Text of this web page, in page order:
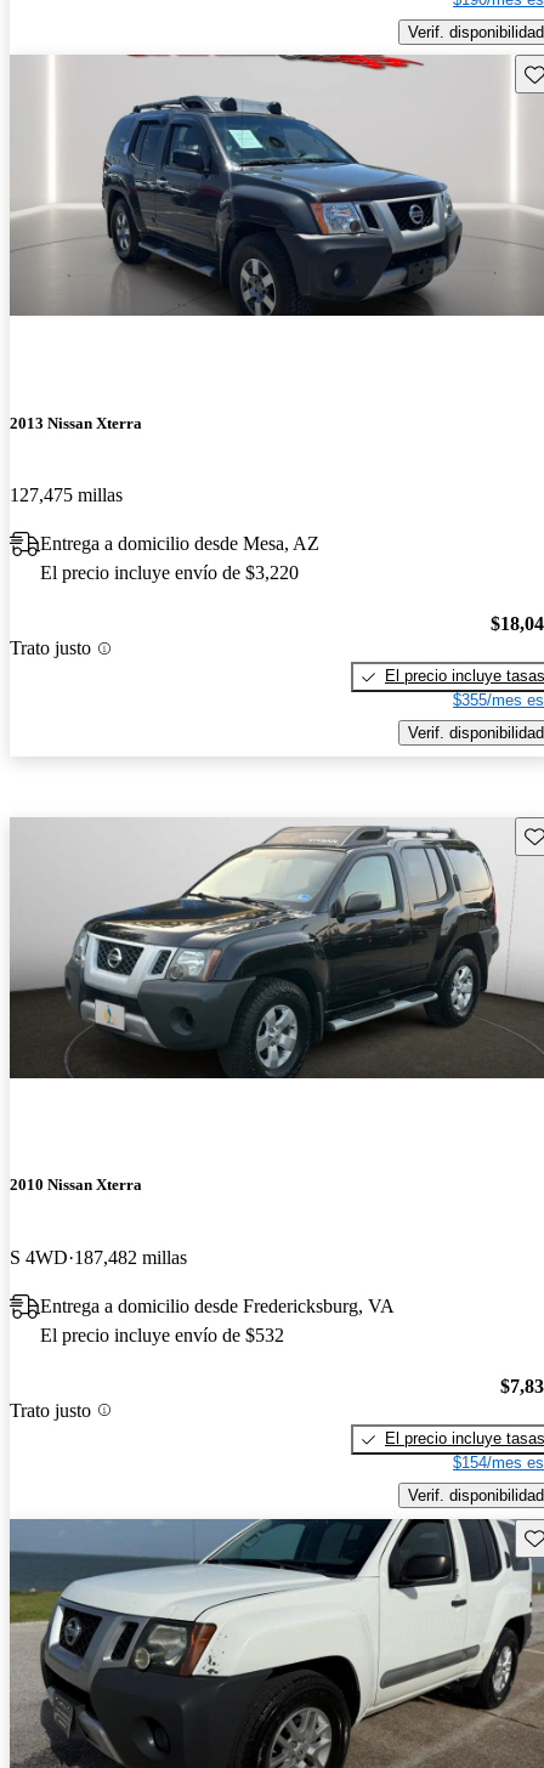
Verif. disponibilidad
2013 Nissan Xterra
127,475 millas
Entrega a domicilio desde Mesa, AZ
El precio incluye envío de $3,220
Trato justo
El precio incluye tasas
$355/mes
Verif. disponibilidad
2010 Nissan Xterra
S 4WD 187,482 millas
Entrega a domicilio desde Fredericksburg, VA
El precio incluye envío de $532
Trato justo
El precio incluye tasas
$154/mes
Verif. disponibilidad